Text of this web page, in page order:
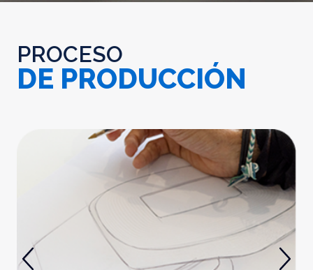
PROCESO
DE PRODUCCIÓN